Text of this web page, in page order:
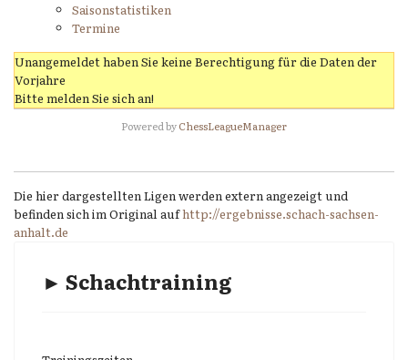
Saisonstatistiken
Termine
Unangemeldet haben Sie keine Berechtigung für die Daten der
Vorjahre
Bitte melden Sie sich an!
Powered byChessLeagueManager
Die hier dargestellten Ligen werden extern angezeigt und
befinden sich im Original aufhttp://ergebnisse.schach-sachsen-
anhalt.de
► Schachtraining